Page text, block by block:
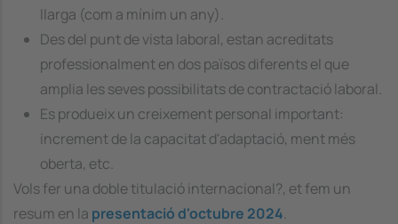
llarga (com a mínim un any).
Des del punt de vista laboral, estan acreditats
professionalment en dos països diferents el que
amplia les seves possibilitats de contractació laboral.
Es produeix un creixement personal important:
increment de la capacitat d'adaptació, ment més
oberta, etc.
Vols fer una doble titulació internacional?, et fem un
resum en la presentació d'octubre 2024.